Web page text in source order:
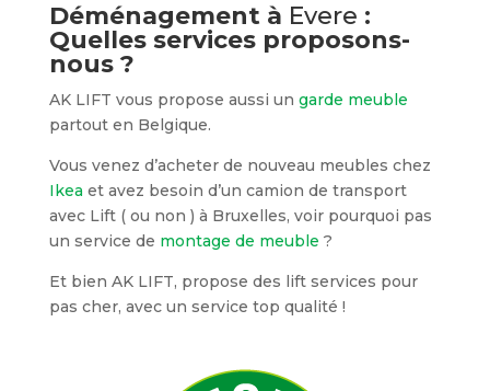
Déménagement à Evere :
Quelles services proposons-
nous ?
AK LIFT vous propose aussi un garde meuble
partout en Belgique.
Vous venez d’acheter de nouveau meubles chez
Ikea et avez besoin d’un camion de transport
avec Lift ( ou non ) à Bruxelles, voir pourquoi pas
un service de montage de meuble ?
Et bien AK LIFT, propose des lift services pour
pas cher, avec un service top qualité !